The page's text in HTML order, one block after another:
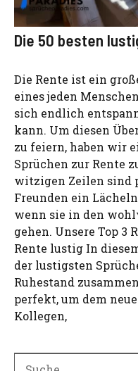
Die 50 besten
Die Rente ist ein
eines jeden
sich endlich
kann. Um diesen
zu feiern, haben wir
Sprüchen zur Rente
witzigen Zeilen sind
Freunden ein
wenn sie in den
gehen. Unsere Top 3
Rente lustig In
der lustigsten
Ruhestand
perfekt, um dem
Kollegen,